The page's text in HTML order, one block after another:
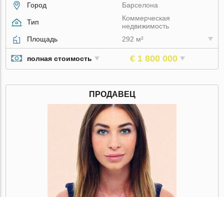
Город Барселона
Тип
Коммерческая
недвижимость
Площадь
292 м²
полная стоимость € 1 800 000
ПРОДАВЕЦ